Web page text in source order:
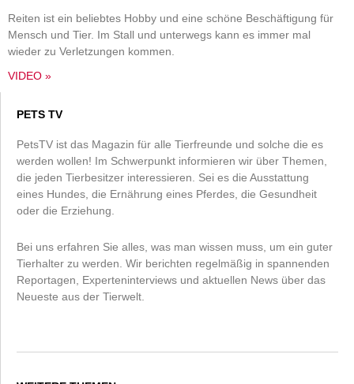
Reiten ist ein beliebtes Hobby und eine schöne Beschäftigung für
Mensch und Tier. Im Stall und unterwegs kann es immer mal
wieder zu Verletzungen kommen.
VIDEO »
PETS TV
PetsTV ist das Magazin für alle Tierfreunde und solche die es
werden wollen! Im Schwerpunkt informieren wir über Themen,
die jeden Tierbesitzer interessieren. Sei es die Ausstattung
eines Hundes, die Ernährung eines Pferdes, die Gesundheit
oder die Erziehung.
Bei uns erfahren Sie alles, was man wissen muss, um ein guter
Tierhalter zu werden. Wir berichten regelmäßig in spannenden
Reportagen, Experteninterviews und aktuellen News über das
Neueste aus der Tierwelt.